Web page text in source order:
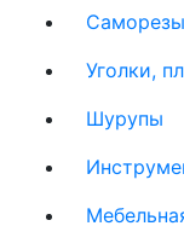
Саморезы
Уголки,
Шурупы